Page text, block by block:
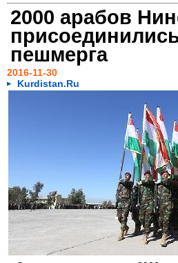
2000 арабов
пешмерга
2016-11-30
Kurdistan.Ru